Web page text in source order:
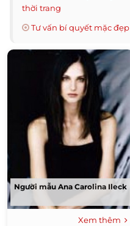
thời trang
Tư vấn bí quyết mặc đẹp
Người mẫu Ana Carolina Ileck
Xem thêm